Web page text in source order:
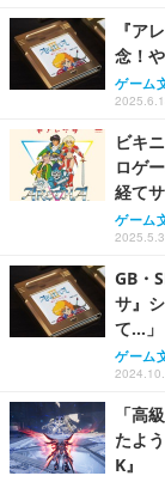
『ア
念！
ゲーム
ビキ
ロゲ
経て
ゲーム
GB・
サ』
て…」
ゲーム
「高
たよ
K』